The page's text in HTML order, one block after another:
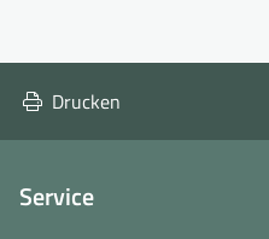
Drucken
Service